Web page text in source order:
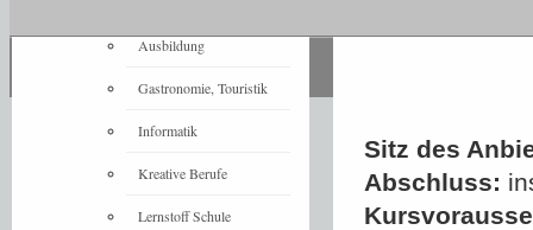
Sitz des
Abschluss:
Ausbildung
Gastronomie, Touristik
Informatik
Kreative Berufe
Lernstoff Schule